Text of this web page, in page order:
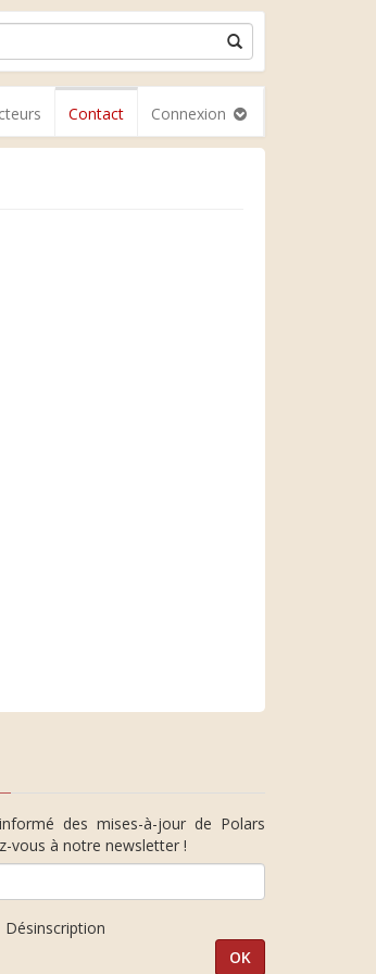
Contact Connexion
des mises-à-jour de Polars
vous à notre newsletter !
Désinscription